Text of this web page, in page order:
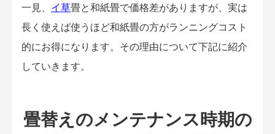
一見、 イ草畳と和紙畳で価格差がありますが、実は
長く使えば使うほど和紙畳の方がランニングコスト
的にお得になります。その理由について下記に紹介
していきます。
畳替えのメンテナンス時期の